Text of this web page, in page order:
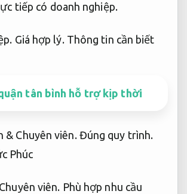
tiếp có doanh nghiệp.
Giá hợp lý.Thông tin cần biết
tân bình hỗ trợ kịp thời
& Chuyên viên. Đúng quy trình.
Phúc
Chuyên viên. Phù hợp nhu cầu